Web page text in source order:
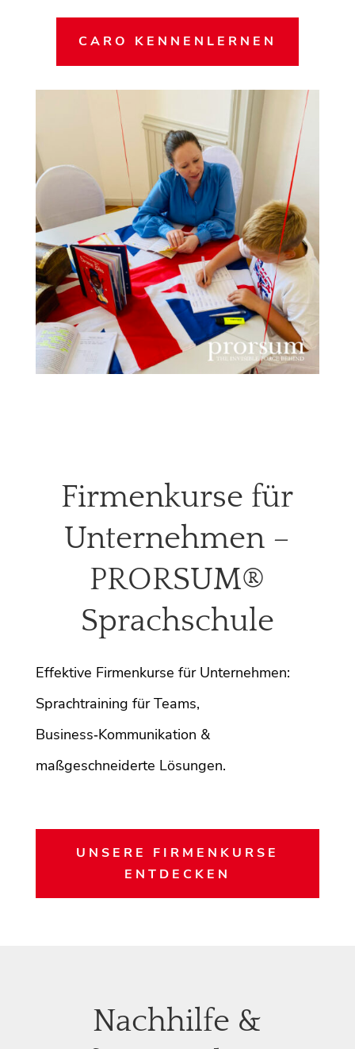
CARO KENNENLERNEN
Firmenkurse für
Unternehmen –
PRORSUM®
Sprachschule
Effektive Firmenkurse für Unternehmen:
Sprachtraining für Teams,
Business‑Kommunikation &
maßgeschneiderte Lösungen.
UNSERE FIRMENKURSE
ENTDECKEN
Nachhilfe &